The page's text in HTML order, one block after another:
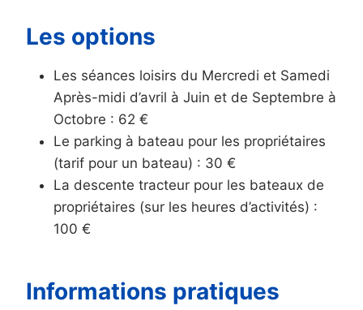
Les options
Les séances loisirs du Mercredi et Samedi
Après-midi d’avril à Juin et de Septembre à
Octobre : 62 €
Le parking à bateau pour les propriétaires
(tarif pour un bateau) : 30 €
La descente tracteur pour les bateaux de
propriétaires (sur les heures d’activités) :
100 €
Informations pratiques